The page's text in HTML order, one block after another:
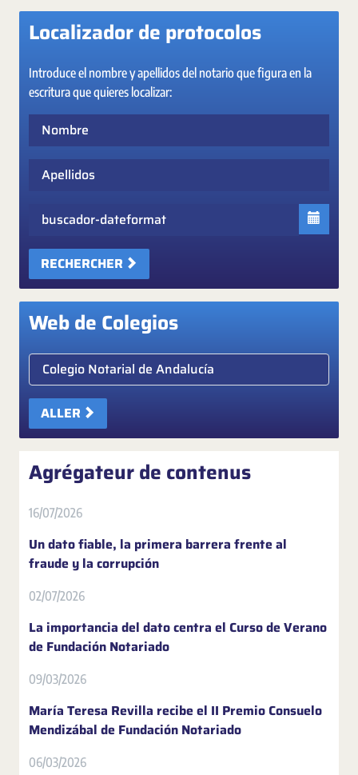
Localizador de protocolos
Introduce el nombre y apellidos del notario que figura en la
escritura que quieres localizar:
Apellidos
Fecha
RECHERCHER
Web de Colegios
Elige colegio notarial
ALLER
Agrégateur de contenus
16/07/2026
Un dato fiable, la primera barrera frente al
fraude y la corrupción
02/07/2026
La importancia del dato centra el Curso de Verano
de Fundación Notariado
09/03/2026
María Teresa Revilla recibe el II Premio Consuelo
Mendizábal de Fundación Notariado
06/03/2026